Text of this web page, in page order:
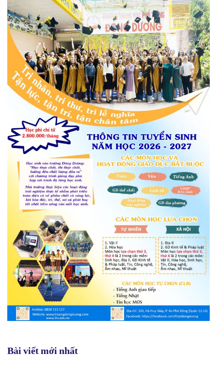
Bài viết mới nhất